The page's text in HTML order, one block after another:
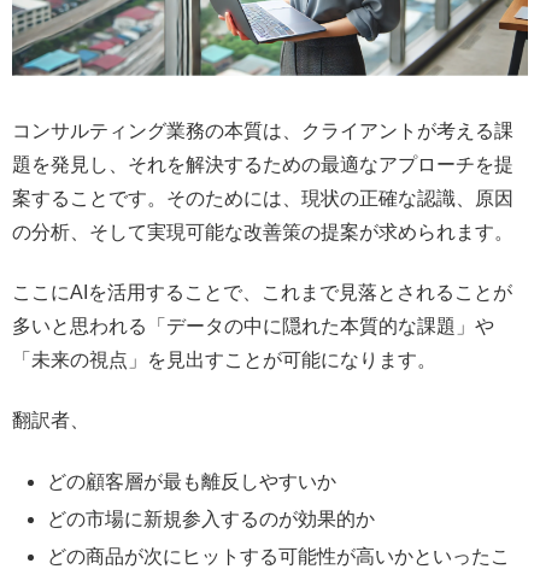
コンサルティング業務の本質は、クライアントが考える課
題を発見し、それを解決するための最適なアプローチを提
案することです。そのためには、現状の正確な認識、原因
の分析、そして実現可能な改善策の提案が求められます。
ここにAIを活用することで、これまで見落とされることが
多いと思われる「データの中に隠れた本質的な課題」や
「未来の視点」を見出すことが可能になります。
翻訳者、
どの顧客層が最も離反しやすいか
どの市場に新規参入するのが効果的か
どの商品が次にヒットする可能性が高いかといったこ